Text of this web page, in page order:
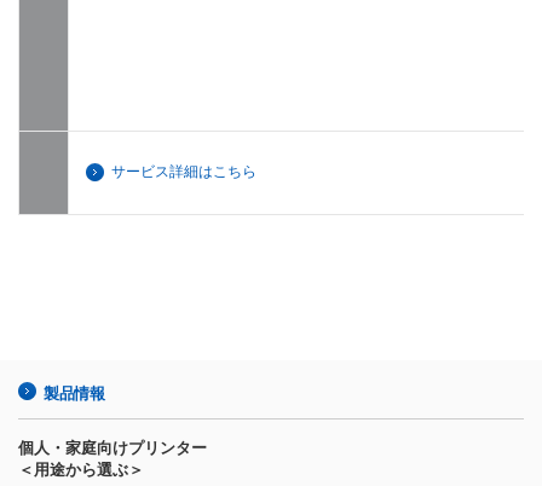
サービス詳細はこちら
製品情報
個人・家庭向けプリンター
＜用途から選ぶ＞